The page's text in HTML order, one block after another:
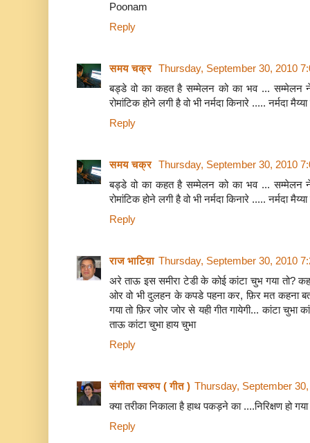
Poonam
Reply
समय चक्र Thursday, September 30, 2010
बड्डे वो का कहत है सम्मेलन को का भव ... सम्मेलन
रोमांटिक होने लगी है वो भी नर्मदा किनारे ..... नर्मदा
Reply
समय चक्र Thursday, September 30, 2010
बड्डे वो का कहत है सम्मेलन को का भव ... सम्मेलन
रोमांटिक होने लगी है वो भी नर्मदा किनारे ..... नर्मदा
Reply
राज भाटिय़ा Thursday, September 30, 2010
अरे ताऊ इस समीरा टेडी के कोई कांटा चुभ गया तो?
ओर वो भी दुलहन के कपडे पहना कर, फ़िर मत कहना
गया तो फ़िर जोर जोर से यही गीत गायेगी... कांटा चुभा
ताऊ कांटा चुभा हाय चुभा
Reply
संगीता स्वरुप ( गीत ) Thursday, September
क्या तरीका निकाला है हाथ पकड़ने का ....निरिक्षण हो
Reply